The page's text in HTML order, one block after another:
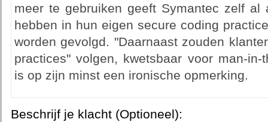
meer te gebruiken geeft Symantec zelf al
hebben in hun eigen secure coding
worden gevolgd. "Daarnaast zouden
practices" volgen, kwetsbaar voor man-
is op zijn minst een ironische opmerking.
Beschrijf je klacht (Optioneel):